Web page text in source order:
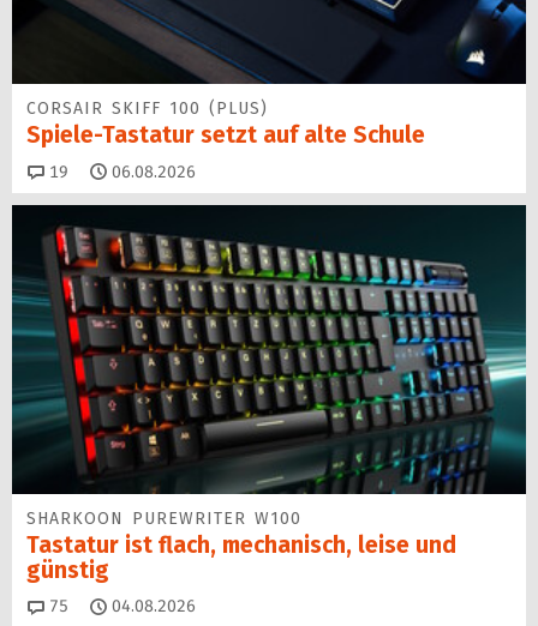
CORSAIR SKIFF 100 (PLUS)
Spiele-Tastatur setzt auf alte Schule
19 Kommentare
06.08.2026
SHARKOON PUREWRITER W100
Tastatur ist flach, mechanisch, leise und
günstig
75 Kommentare
04.08.2026